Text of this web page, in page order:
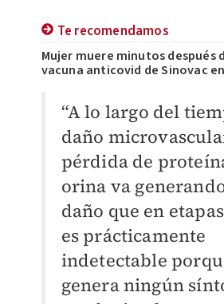
Te recomendamos
Mujer muere minutos después
vacuna anticovid de Sinovac
“A lo largo del
daño
pérdida de
orina va
daño que en
es prácticamente
indetectable
genera ningún